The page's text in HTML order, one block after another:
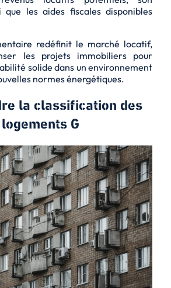
que les aides fiscalesdisponibles
redéfinit le marché locatif,
les projets immobiliers pour
solide dans un environnement
normes énergétiques.
la classification des
logements G